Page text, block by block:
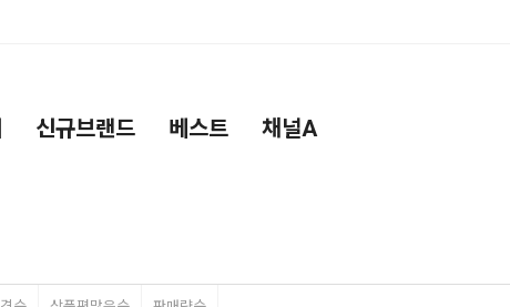
신규브랜드 베스트 채널A